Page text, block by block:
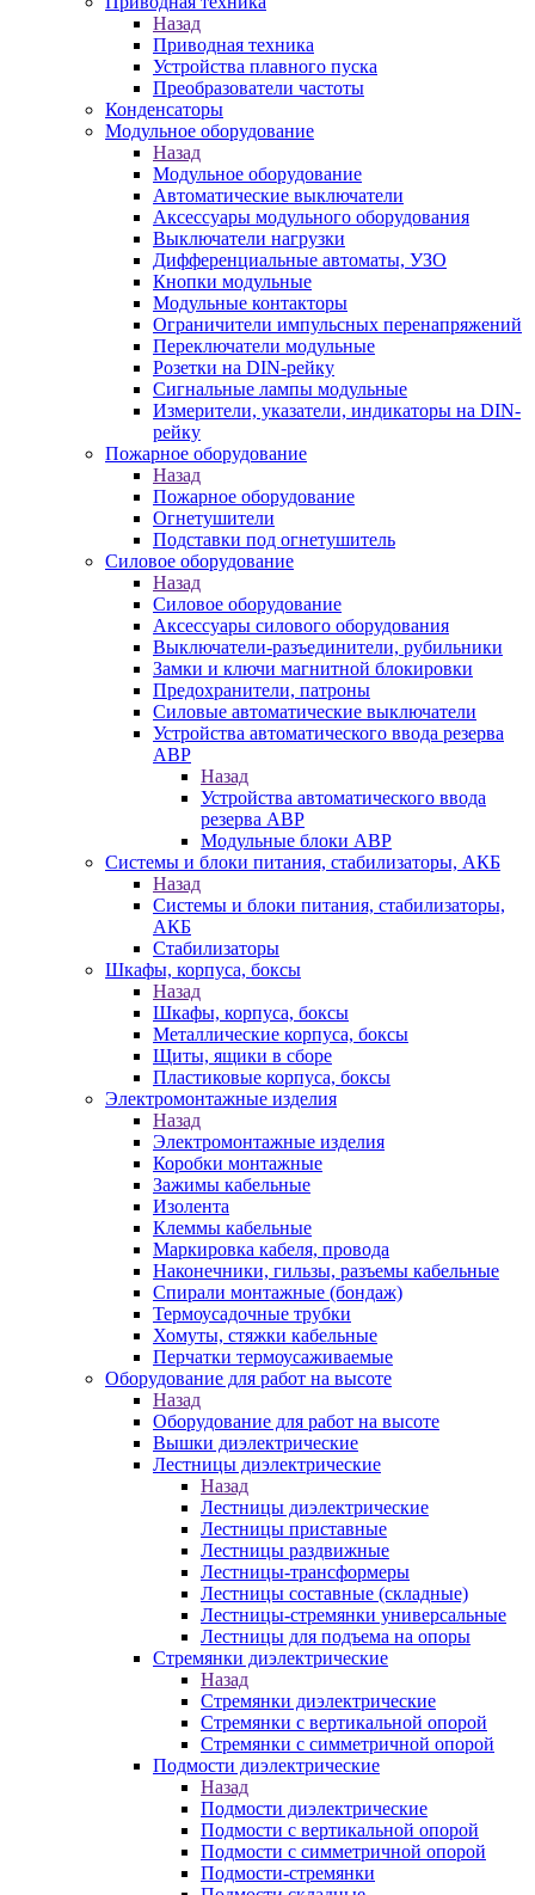
Назад
Приводная техника
Устройства плавного пуска
Преобразователи частоты
Конденсаторы
Модульное оборудование
Назад
Модульное оборудование
Автоматические выключатели
Аксессуары модульного оборудования
Выключатели нагрузки
Дифференциальные автоматы, УЗО
Кнопки модульные
Модульные контакторы
Ограничители импульсных перенапряжений
Переключатели модульные
Розетки на DIN-рейку
Сигнальные лампы модульные
Измерители, указатели, индикаторы на DIN-
рейку
Пожарное оборудование
Назад
Пожарное оборудование
Огнетушители
Подставки под огнетушитель
Силовое оборудование
Назад
Силовое оборудование
Аксессуары силового оборудования
Выключатели-разъединители, рубильники
Замки и ключи магнитной блокировки
Предохранители, патроны
Силовые автоматические выключатели
Устройства автоматического ввода резерва
АВР
Назад
Устройства автоматического ввода
резерва АВР
Модульные блоки АВР
Системы и блоки питания, стабилизаторы, АКБ
Назад
Системы и блоки питания, стабилизаторы,
АКБ
Стабилизаторы
Шкафы, корпуса, боксы
Назад
Шкафы, корпуса, боксы
Металлические корпуса, боксы
Щиты, ящики в сборе
Пластиковые корпуса, боксы
Электромонтажные изделия
Назад
Электромонтажные изделия
Коробки монтажные
Зажимы кабельные
Изолента
Клеммы кабельные
Маркировка кабеля, провода
Наконечники, гильзы, разъемы кабельные
Спирали монтажные (бондаж)
Термоусадочные трубки
Хомуты, стяжки кабельные
Перчатки термоусаживаемые
Оборудование для работ на высоте
Назад
Оборудование для работ на высоте
Вышки диэлектрические
Лестницы диэлектрические
Назад
Лестницы диэлектрические
Лестницы приставные
Лестницы раздвижные
Лестницы-трансформеры
Лестницы составные (складные)
Лестницы-стремянки универсальные
Лестницы для подъема на опоры
Стремянки диэлектрические
Назад
Стремянки диэлектрические
Стремянки с вертикальной опорой
Стремянки с симметричной опорой
Подмости диэлектрические
Назад
Подмости диэлектрические
Подмости с вертикальной опорой
Подмости с симметричной опорой
Подмости-стремянки